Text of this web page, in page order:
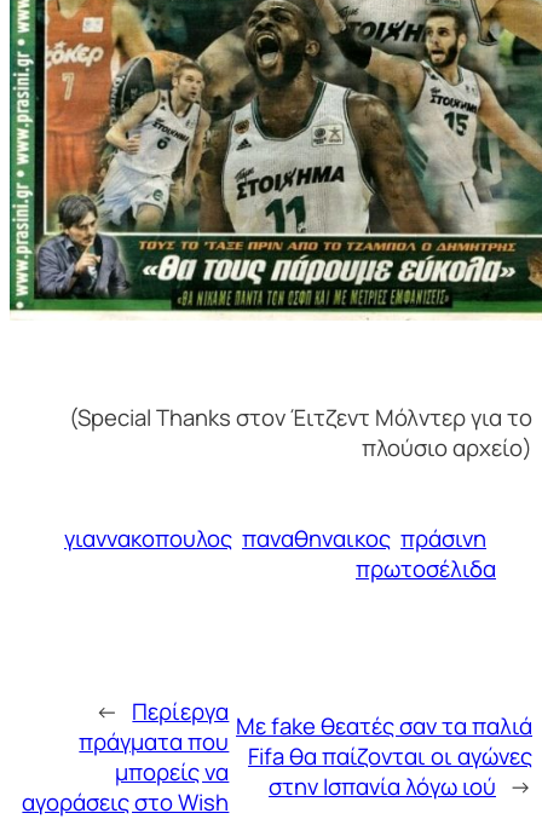
(Special Thanks στον Έιτζεντ Μόλντερ για το
πλούσιο αρχείο)
γιαννακοπουλος παναθηναικος πράσινη
πρωτοσέλιδα
← Περίεργα
πράγματα που
μπορείς να
αγοράσεις στο Wish
Με fake θεατές σαν τα παλιά
Fifa θα παίζονται οι αγώνες
στην Ισπανία λόγω ιού →